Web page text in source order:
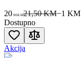
20 90KM21,50 KM−1 KM
Dostupno
Akcija